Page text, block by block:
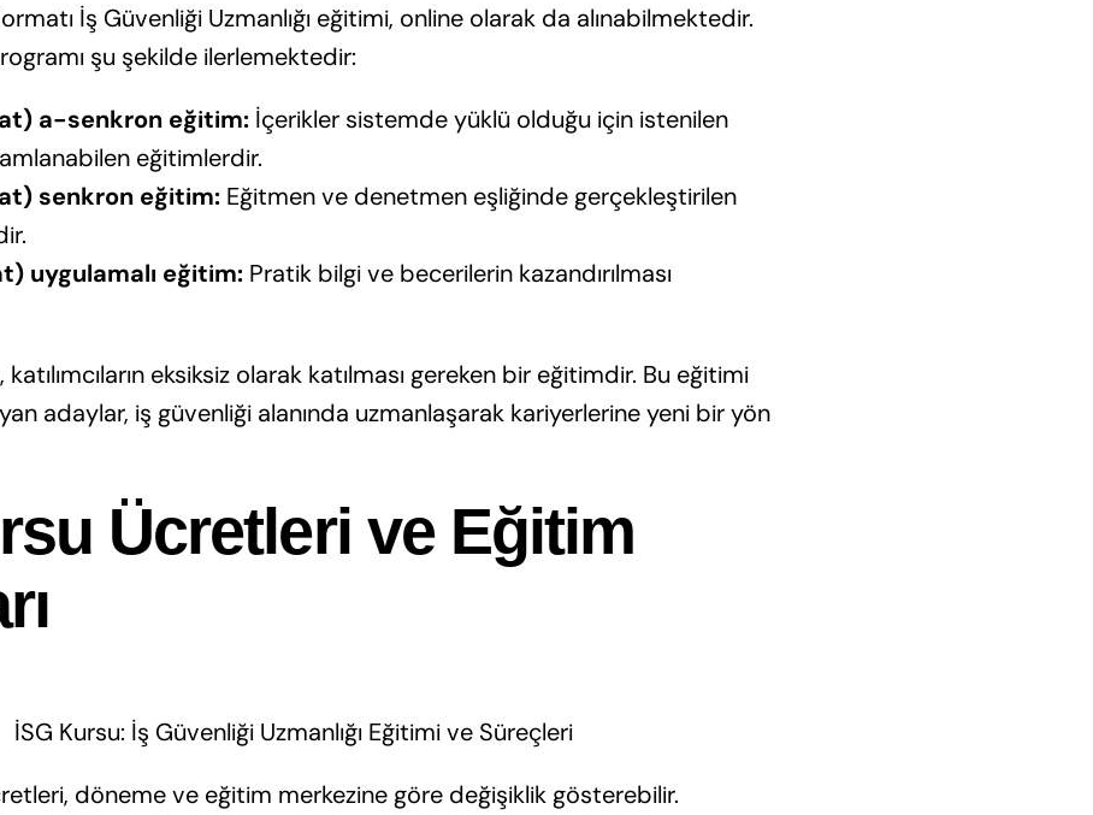
İş Güvenliği Uzmanlığı eğitimi, online olarak da alınabilmektedir.
şu şekilde ilerlemektedir:
a-senkron eğitim:İçerikler sistemde yüklü olduğu için istenilen
eğitimlerdir.
senkron eğitim:Eğitmen ve denetmen eşliğinde gerçekleştirilen
uygulamalı eğitim:Pratik bilgi ve becerilerin kazandırılması
eksiksiz olarak katılması gereken bir eğitimdir. Bu eğitimi
adaylar, iş güvenliği alanında uzmanlaşarak kariyerlerine yeni bir yön
Ücretleri ve Eğitim
döneme ve eğitim merkezine göre değişiklik gösterebilir.